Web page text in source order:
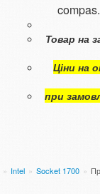
Товар на
Ціни на
при
» Intel » Socket 1700 »